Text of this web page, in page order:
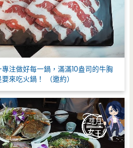
注做好每一鍋，滿滿10盎司的牛胸
來吃火鍋！ （邀約）